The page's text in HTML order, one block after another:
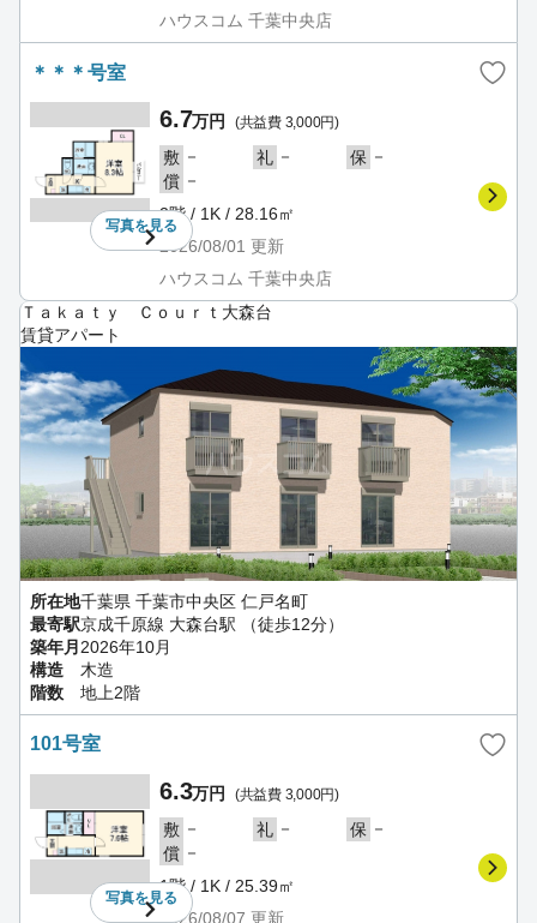
ハウスコム 千葉中央店
＊＊＊号室
写真を見る
6.7万円 (共益費 3,000円)
敷 － 礼 － 保 －
償 －
2階 / 1K / 28.16㎡
2026/08/01 更新
ハウスコム 千葉中央店
Ｔａｋａｔｙ Ｃｏｕｒｔ大森台
賃貸アパート
所在地千葉県 千葉市中央区 仁戸名町
最寄駅京成千原線 大森台駅 （徒歩12分）
築年月 2026年10月
構造
木造
階数
地上2階
101号室
写真を見る
6.3万円 (共益費 3,000円)
敷 － 礼 － 保 －
償 －
1階 / 1K / 25.39㎡
2026/08/07 更新